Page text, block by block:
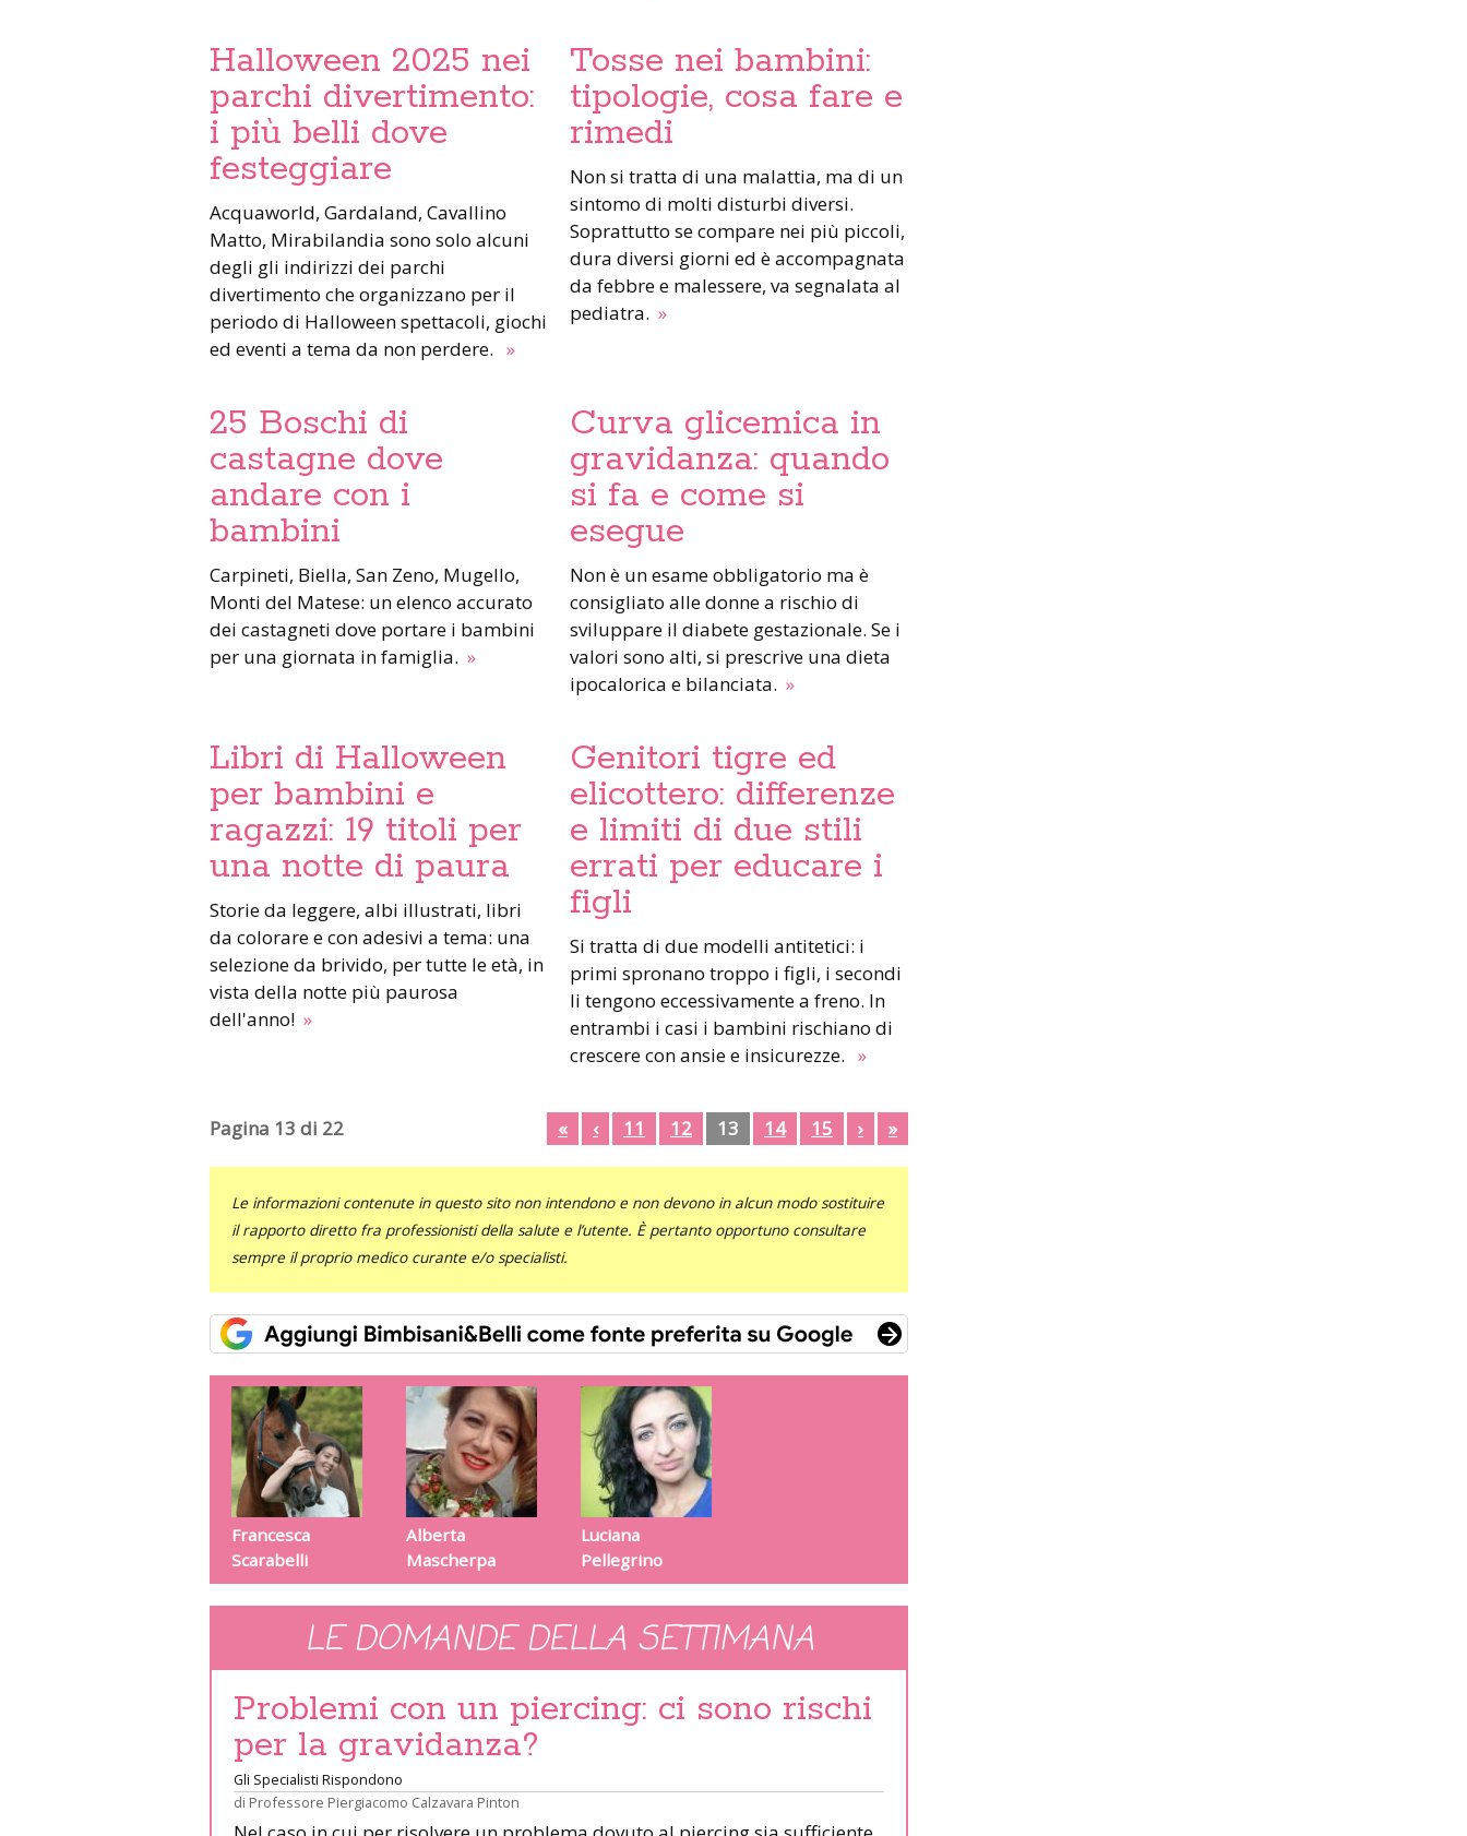
Halloween 2025 nei
parchi divertimento:
i più belli dove
festeggiare
Acquaworld, Gardaland, Cavallino
Matto, Mirabilandia sono solo alcuni
degli gli indirizzi dei parchi
divertimento che organizzano per il
periodo di Halloween spettacoli, giochi
ed eventi a tema da non perdere. »
Tosse nei bambini:
tipologie, cosa fare e
rimedi
Non si tratta di una malattia, ma di un
sintomo di molti disturbi diversi.
Soprattutto se compare nei più piccoli,
dura diversi giorni ed è accompagnata
da febbre e malessere, va segnalata al
pediatra. »
25 Boschi di
castagne dove
andare con i
bambini
Carpineti, Biella, San Zeno, Mugello,
Monti del Matese: un elenco accurato
dei castagneti dove portare i bambini
per una giornata in famiglia. »
Curva glicemica in
gravidanza: quando
si fa e come si
esegue
Non è un esame obbligatorio ma è
consigliato alle donne a rischio di
sviluppare il diabete gestazionale. Se i
valori sono alti, si prescrive una dieta
ipocalorica e bilanciata. »
Libri di Halloween
per bambini e
ragazzi: 19 titoli per
una notte di paura
Storie da leggere, albi illustrati, libri
da colorare e con adesivi a tema: una
selezione da brivido, per tutte le età, in
vista della notte più paurosa
dell'anno! »
Genitori tigre ed
elicottero: differenze
e limiti di due stili
errati per educare i
figli
Si tratta di due modelli antitetici: i
primi spronano troppo i figli, i secondi
li tengono eccessivamente a freno. In
entrambi i casi i bambini rischiano di
crescere con ansie e insicurezze. »
Pagina 13 di 22 « ‹ 11 12 13 14 15 › »
Le informazioni contenute in questo sito non intendono e non devono in alcun modo sostituire
il rapporto diretto fra professionisti della salute e l’utente. È pertanto opportuno consultare
sempre il proprio medico curante e/o specialisti.
Francesca
Scarabelli
Alberta
Mascherpa
Luciana
Pellegrino
LE DOMANDE DELLA SETTIMANA
Problemi con un piercing: ci sono rischi
per la gravidanza?
Gli Specialisti Rispondono
di Professore Piergiacomo Calzavara Pinton